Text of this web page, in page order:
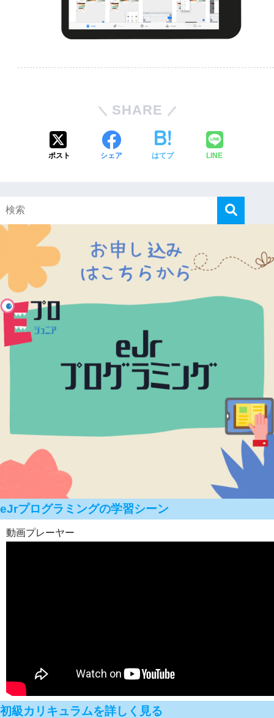
SHARE
ポスト シェア はてブ LINE
eJrプログラミングの学習シーン
動画プレーヤー
初級カリキュラムを詳しく見る